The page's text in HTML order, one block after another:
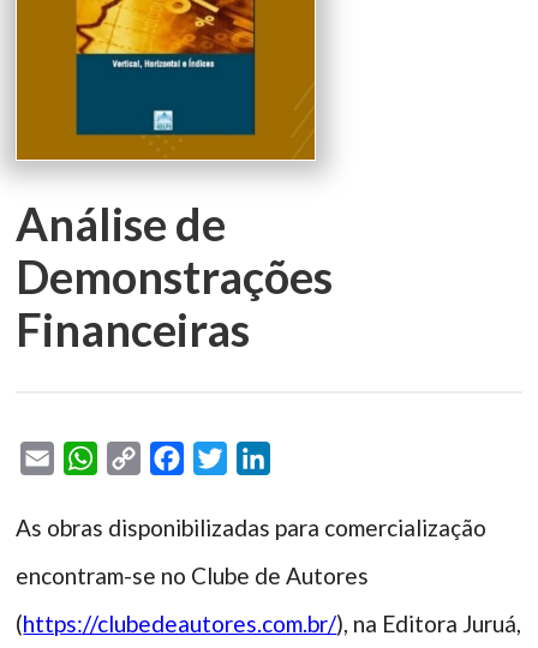
Análise de
Demonstrações
Financeiras
Email WhatsApp
Copy
Facebook
Twitter
As obras disponibilizadas para comercialização
encontram-se no Clube de Autores
(https://clubedeautores.com.br/), na Editora Juruá,